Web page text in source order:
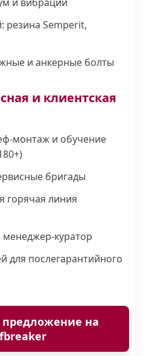
резина Semperit,
и анкерные болты
и клиентская
монтаж и обучение
бригады
горячая линия
куратор
для послегарантийного
предложение на